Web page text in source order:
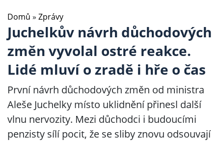
Domů » Zprávy
Juchelkův návrh důchodových
změn vyvolal ostré reakce.
Lidé mluví o zradě i hře o čas
První návrh důchodových změn od ministra
Aleše Juchelky místo uklidnění přinesl další
vlnu nervozity. Mezi důchodci i budoucími
penzisty sílí pocit, že se sliby znovu odsouvají